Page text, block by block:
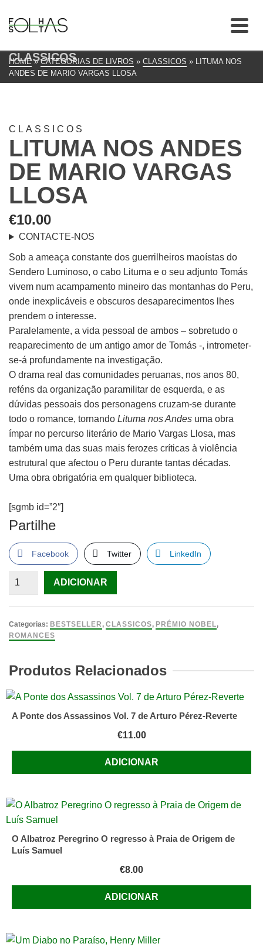
CLASSICOS
HOME » CATEGORIAS DE LIVROS » CLASSICOS » LITUMA NOS
ANDES DE MARIO VARGAS LLOSA
CLASSICOS
LITUMA NOS ANDES
DE MARIO VARGAS
LLOSA
€10.00
CONTACTE-NOS
Sob a ameaça constante dos guerrilheiros maoístas do
Sendero Luminoso, o cabo Lituma e o seu adjunto Tomás
vivem num acampamento mineiro das montanhas do Peru,
onde inexplicáveis e obscuros desaparecimentos lhes
prendem o interesse.
Paralelamente, a vida pessoal de ambos – sobretudo o
reaparecimento de um antigo amor de Tomás -, intrometer-
se-á profundamente na investigação.
O drama real das comunidades peruanas, nos anos 80,
reféns da organização paramilitar de esquerda, e as
dúvidas pessoais dos personagens cruzam-se durante
todo o romance, tornando Lituma nos Andes uma obra
ímpar no percurso literário de Mario Vargas Llosa, mas
também uma das suas mais ferozes críticas à violência
estrutural que afectou o Peru durante tantas décadas.
Uma obra obrigatória em qualquer biblioteca.
[sgmb id=”2″]
Partilhe
Facebook Twitter LinkedIn
Quantidade
nos
Andes
Mario
Llosa
ADICIONAR
Categorias: BESTSELLER , CLASSICOS, PRÉMIO NOBEL,
ROMANCES
Produtos Relacionados
A Ponte dos Assassinos Vol. 7 de Arturo Pérez-Reverte
€11.00
ADICIONAR
O Albatroz Peregrino O regresso à Praia de Origem de
Luís Samuel
€8.00
ADICIONAR